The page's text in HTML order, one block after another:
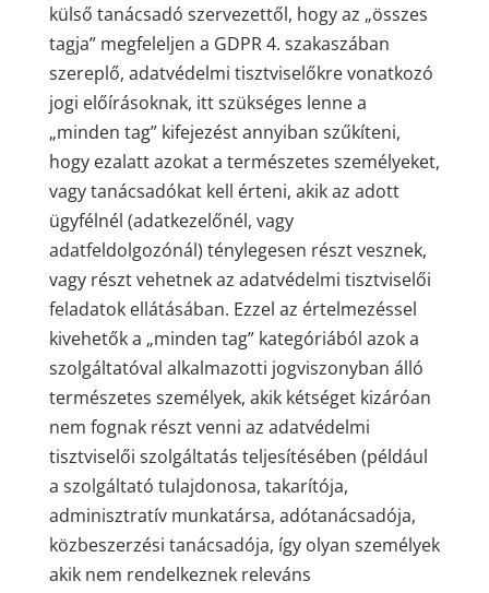
külső tanácsadó szervezettől, hogy az „összes
tagja” megfeleljen a GDPR 4. szakaszában
szereplő, adatvédelmi tisztviselőkre vonatkozó
jogi előírásoknak, itt szükséges lenne a
„minden tag” kifejezést annyiban szűkíteni,
hogy ezalatt azokat a természetes személyeket,
vagy tanácsadókat kell érteni, akik az adott
ügyfélnél (adatkezelőnél, vagy
adatfeldolgozónál) ténylegesen részt vesznek,
vagy részt vehetnek az adatvédelmi tisztviselői
feladatok ellátásában. Ezzel az értelmezéssel
kivehetők a „minden tag” kategóriából azok a
szolgáltatóval alkalmazotti jogviszonyban álló
természetes személyek, akik kétséget kizáróan
nem fognak részt venni az adatvédelmi
tisztviselői szolgáltatás teljesítésében (például
a szolgáltató tulajdonosa, takarítója,
adminisztratív munkatársa, adótanácsadója,
közbeszerzési tanácsadója, így olyan személyek
akik nem rendelkeznek releváns